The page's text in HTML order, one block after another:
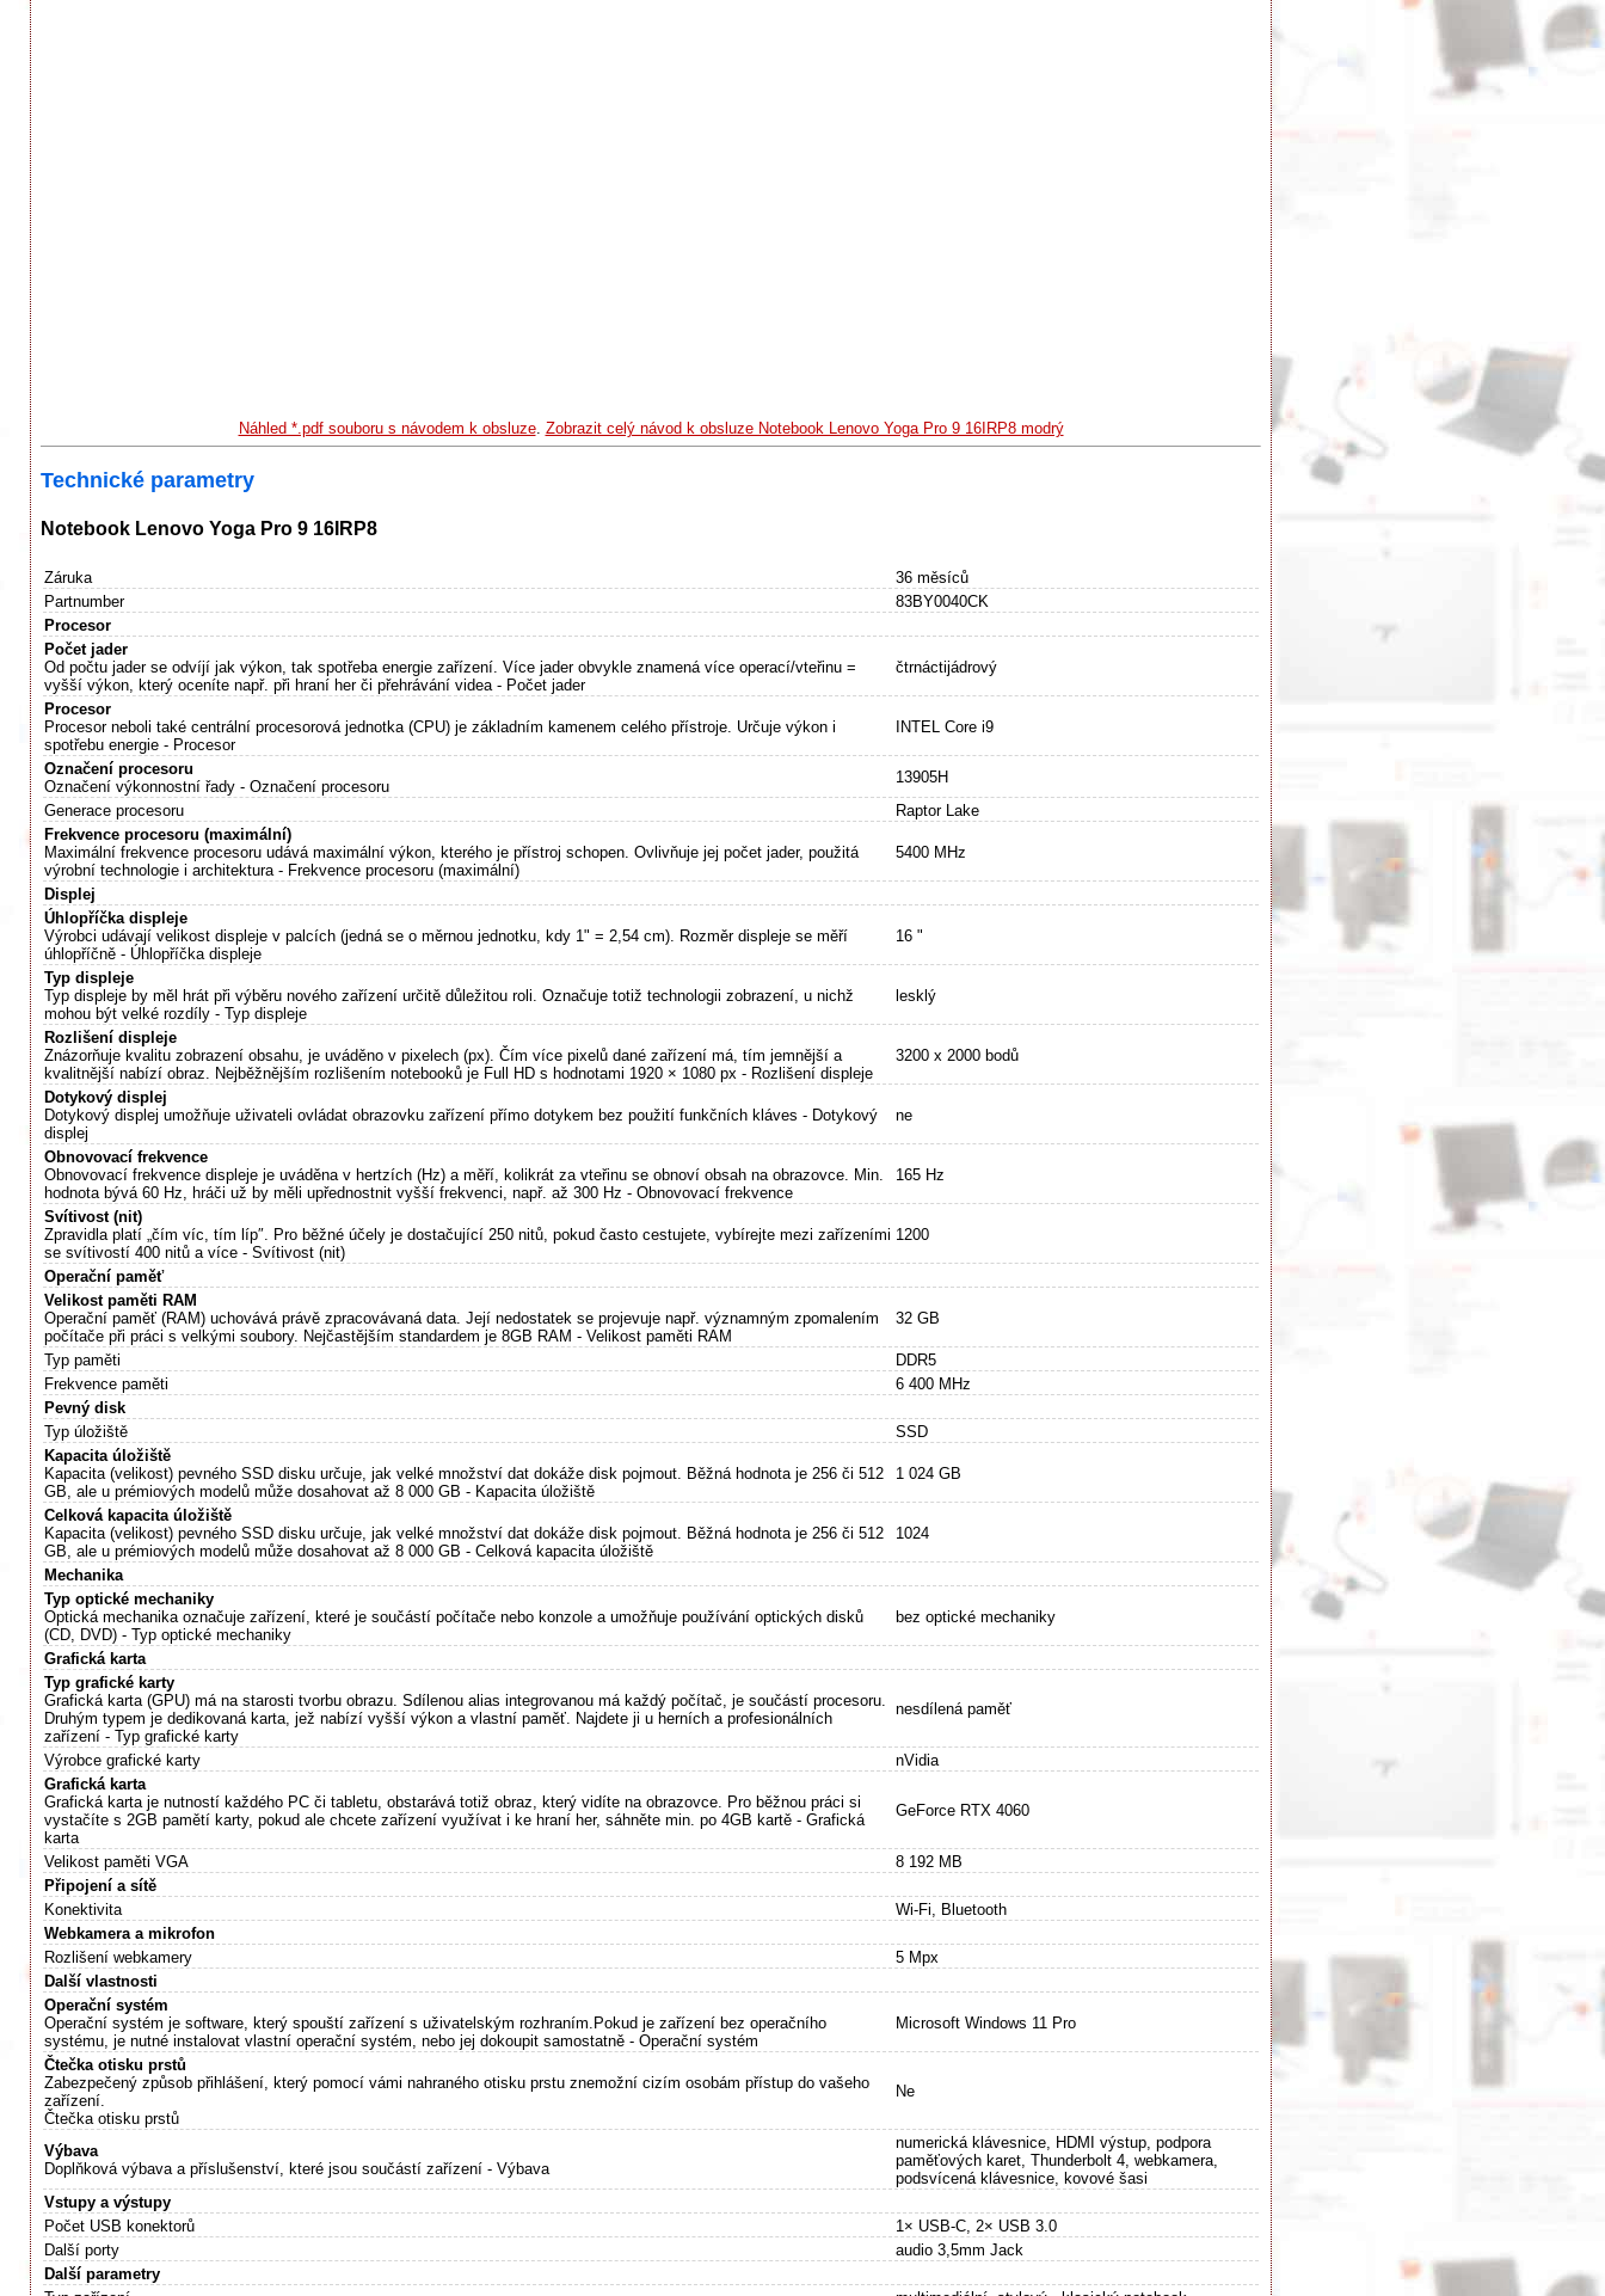
Náhled *.pdf souboru s návodem k obsluze. Zobrazit celý návod k obsluze Notebook Lenovo Yoga Pro 9 16IRP8 modrý
Technické parametry
Notebook Lenovo Yoga Pro 9 16IRP8
Záruka
36 měsíců
Partnumber
83BY0040CK
Procesor
Počet jader
Od počtu jader se odvíjí jak výkon, tak spotřeba energie zařízení. Více jader obvykle znamená více operací/vteřinu =
vyšší výkon, který oceníte např. při hraní her či přehrávání videa - Počet jader
čtrnáctijádrový
Procesor
Procesor neboli také centrální procesorová jednotka (CPU) je základním kamenem celého přístroje. Určuje výkon i
spotřebu energie - Procesor
INTEL Core i9
Označení procesoru
Označení výkonnostní řady - Označení procesoru
13905H
Generace procesoru
Raptor Lake
Frekvence procesoru (maximální)
Maximální frekvence procesoru udává maximální výkon, kterého je přístroj schopen. Ovlivňuje jej počet jader, použitá
výrobní technologie i architektura - Frekvence procesoru (maximální)
5400 MHz
Displej
Úhlopříčka displeje
Výrobci udávají velikost displeje v palcích (jedná se o měrnou jednotku, kdy 1" = 2,54 cm). Rozměr displeje se měří
úhlopříčně - Úhlopříčka displeje
16 "
Typ displeje
Typ displeje by měl hrát při výběru nového zařízení určitě důležitou roli. Označuje totiž technologii zobrazení, u nichž
mohou být velké rozdíly - Typ displeje
lesklý
Rozlišení displeje
Znázorňuje kvalitu zobrazení obsahu, je uváděno v pixelech (px). Čím více pixelů dané zařízení má, tím jemnější a
kvalitnější nabízí obraz. Nejběžnějším rozlišením notebooků je Full HD s hodnotami 1920 × 1080 px - Rozlišení displeje
3200 x 2000 bodů
Dotykový displej
Dotykový displej umožňuje uživateli ovládat obrazovku zařízení přímo dotykem bez použití funkčních kláves - Dotykový
displej
ne
Obnovovací frekvence
Obnovovací frekvence displeje je uváděna v hertzích (Hz) a měří, kolikrát za vteřinu se obnoví obsah na obrazovce. Min.
hodnota bývá 60 Hz, hráči už by měli upřednostnit vyšší frekvenci, např. až 300 Hz - Obnovovací frekvence
165 Hz
Svítivost (nit)
Zpravidla platí „čím víc, tím líp″. Pro běžné účely je dostačující 250 nitů, pokud často cestujete, vybírejte mezi zařízeními
se svítivostí 400 nitů a více - Svítivost (nit)
1200
Operační paměť
Velikost paměti RAM
Operační paměť (RAM) uchovává právě zpracovávaná data. Její nedostatek se projevuje např. významným zpomalením
počítače při práci s velkými soubory. Nejčastějším standardem je 8GB RAM - Velikost paměti RAM
32 GB
Typ paměti
DDR5
Frekvence paměti
6 400 MHz
Pevný disk
Typ úložiště
SSD
Kapacita úložiště
Kapacita (velikost) pevného SSD disku určuje, jak velké množství dat dokáže disk pojmout. Běžná hodnota je 256 či 512
GB, ale u prémiových modelů může dosahovat až 8 000 GB - Kapacita úložiště
1 024 GB
Celková kapacita úložiště
Kapacita (velikost) pevného SSD disku určuje, jak velké množství dat dokáže disk pojmout. Běžná hodnota je 256 či 512
GB, ale u prémiových modelů může dosahovat až 8 000 GB - Celková kapacita úložiště
1024
Mechanika
Typ optické mechaniky
Optická mechanika označuje zařízení, které je součástí počítače nebo konzole a umožňuje používání optických disků
(CD, DVD) - Typ optické mechaniky
bez optické mechaniky
Grafická karta
Typ grafické karty
Grafická karta (GPU) má na starosti tvorbu obrazu. Sdílenou alias integrovanou má každý počítač, je součástí procesoru.
Druhým typem je dedikovaná karta, jež nabízí vyšší výkon a vlastní paměť. Najdete ji u herních a profesionálních
zařízení - Typ grafické karty
nesdílená paměť
Výrobce grafické karty
nVidia
Grafická karta
Grafická karta je nutností každého PC či tabletu, obstarává totiž obraz, který vidíte na obrazovce. Pro běžnou práci si
vystačíte s 2GB pamětí karty, pokud ale chcete zařízení využívat i ke hraní her, sáhněte min. po 4GB kartě - Grafická
karta
GeForce RTX 4060
Velikost paměti VGA
8 192 MB
Připojení a sítě
Konektivita
Wi-Fi, Bluetooth
Webkamera a mikrofon
Rozlišení webkamery
5 Mpx
Další vlastnosti
Operační systém
Operační systém je software, který spouští zařízení s uživatelským rozhraním.Pokud je zařízení bez operačního
systému, je nutné instalovat vlastní operační systém, nebo jej dokoupit samostatně - Operační systém
Microsoft Windows 11 Pro
Čtečka otisku prstů
Zabezpečený způsob přihlášení, který pomocí vámi nahraného otisku prstu znemožní cizím osobám přístup do vašeho
zařízení.
Čtečka otisku prstů
Ne
Výbava
Doplňková výbava a příslušenství, které jsou součástí zařízení - Výbava
numerická klávesnice, HDMI výstup, podpora
paměťových karet, Thunderbolt 4, webkamera,
podsvícená klávesnice, kovové šasi
Vstupy a výstupy
Počet USB konektorů
1× USB-C, 2× USB 3.0
Další porty
audio 3,5mm Jack
Další parametry